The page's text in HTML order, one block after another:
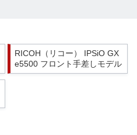
RICOH（リコー） IPSiO GX
e5500 フロント手差しモデル